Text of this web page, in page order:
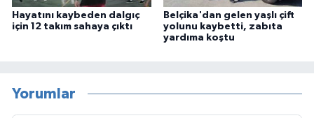
Hayatını kaybeden dalgıç
için 12 takım sahaya çıktı
Belçika'dan gelen yaşlı çift
yolunu kaybetti, zabıta
yardıma koştu
Yorumlar